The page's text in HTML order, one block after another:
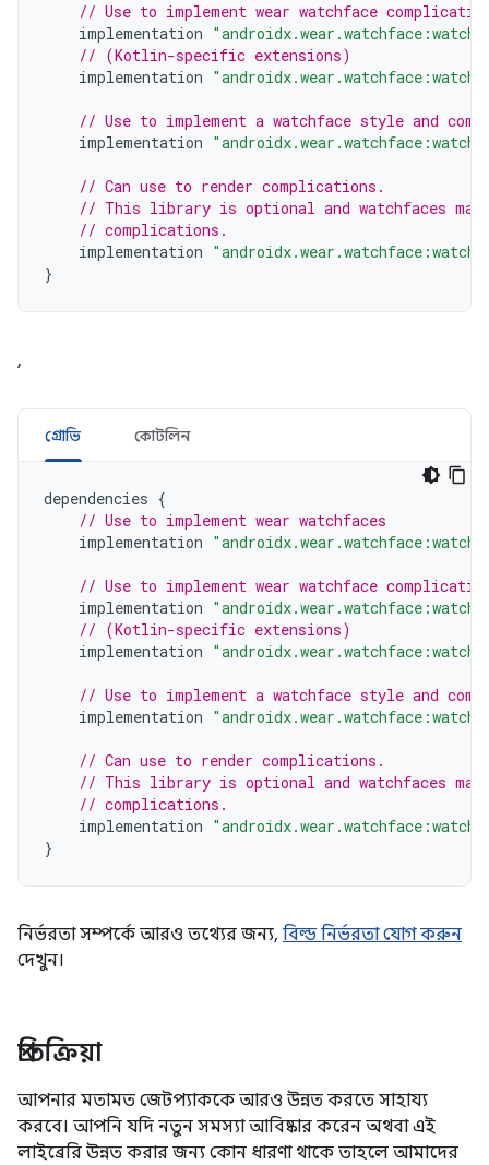
// Use to implement wear watchface
implementation
// (Kotlin-specific extensions)
implementation
// Use to implement a watchface style and
implementation
// Can use to render complications.
// This library is optional and watchfaces may
// complications.
implementation
}
,
গ্রোভি কোটলিন
dependencies {
// Use to implement wear watchfaces
implementation
// Use to implement wear watchface
implementation
// (Kotlin-specific extensions)
implementation
// Use to implement a watchface style and
implementation
// Can use to render complications.
// This library is optional and watchfaces may
// complications.
implementation
}
নির্ভরতা সম্পর্কে আরও তথ্যের জন্য, বিল্ড নির্ভরতা যোগ করুন
দেখুন।
প্রতিক্রিয়া
আপনার মতামত জেটপ্যাককে আরও উন্নত করতে সাহায্য
করবে। আপনি যদি নতুন সমস্যা আবিষ্কার করেন অথবা এই
লাইব্রেরি উন্নত করার জন্য কোন ধারণা থাকে তাহলে আমাদের